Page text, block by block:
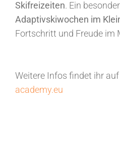
Skifreizeiten. Ein
Adaptivskiwochen im
Fortschritt und Freude im
Weitere Infos findet ihr
academy.eu